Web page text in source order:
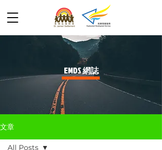
​EMDS 網誌
文章
All Posts